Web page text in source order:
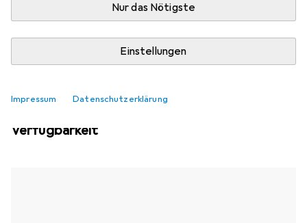
Nur das Nötigste
Einstellungen
Impressum Datenschutzerklärung
Verfügbarkeit